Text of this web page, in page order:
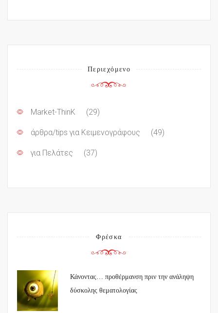
Περιεχόμενο
Market-ThinK (29)
άρθρα/tips για Κειμενογράφους (49)
για Πελάτες (37)
Φρέσκα
Κάνοντας… προθέρμανση πριν την ανάληψη
δύσκολης θεματολογίας